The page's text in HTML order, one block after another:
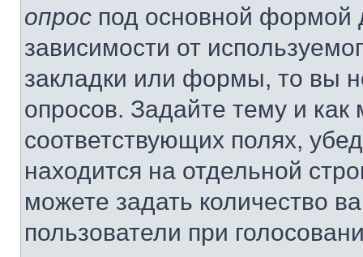
опрос под основной формой
зависимости от
закладки или формы, то вы
опросов. Задайте тему и
соответствующих полях,
находится на отдельной
можете задать количество
пользователи при